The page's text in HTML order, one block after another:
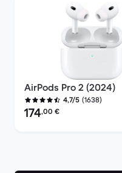
AirPods Pro 2 (2024)
4,7/5 (1638)
Prezzo del ricondizionato:
174,00 €